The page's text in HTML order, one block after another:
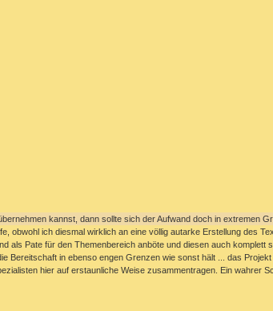
kannst, dann sollte sich der Aufwand doch in extremen
obwohl ich diesmal wirklich an eine völlig autarke Erstellung des
Pate für den Themenbereich anböte und diesen auch
Bereitschaft in ebenso engen Grenzen wie sonst hält ... das
hier auf erstaunliche Weise zusammentragen. Ein wahrer